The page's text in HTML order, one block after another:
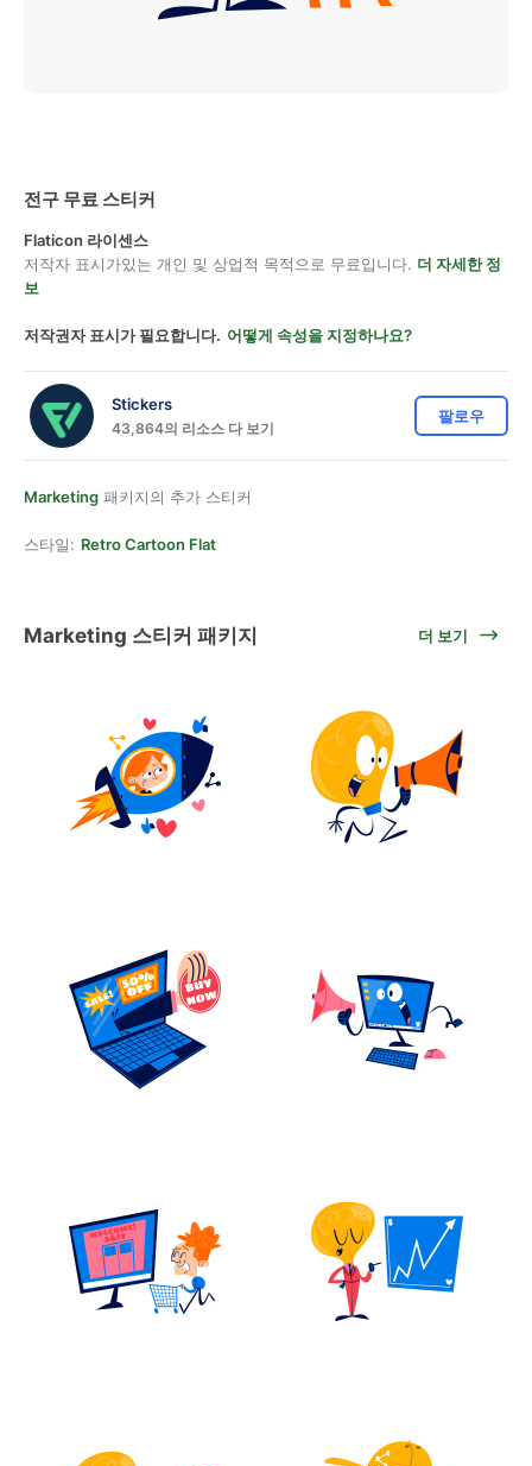
전구 무료 스티커
Flaticon 라이센스
저작자 표시가있는 개인 및 상업적 목적으로 무료입니다. 더 자세한 정
보
저작권자 표시가 필요합니다. 어떻게 속성을 지정하나요?
Stickers
43,864의 리소스 다 보기
팔로우
Marketing 패키지의 추가 스티커
스타일: Retro Cartoon Flat
Marketing 스티커 패키지 더 보기